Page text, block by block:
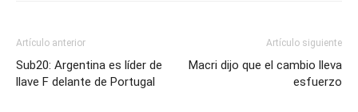
Artículo anterior
Sub20: Argentina es líder de
llave F delante de Portugal
Artículo siguiente
Macri dijo que el cambio lleva
esfuerzo